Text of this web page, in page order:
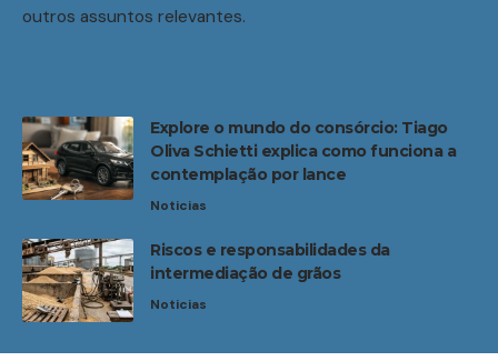
outros assuntos relevantes.
Explore o mundo do consórcio: Tiago
Oliva Schietti explica como funciona a
contemplação por lance
Noticias
Riscos e responsabilidades da
intermediação de grãos
Noticias